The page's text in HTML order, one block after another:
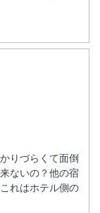
りづらくて面倒
ないの？他の宿
れはホテル側の